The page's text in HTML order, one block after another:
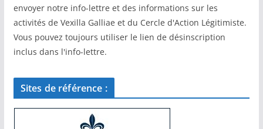
envoyer notre info-lettre et des informations sur les
activités de Vexilla Galliae et du Cercle d'Action Légitimiste.
Vous pouvez toujours utiliser le lien de désinscription
inclus dans l'info-lettre.
Sites de référence :